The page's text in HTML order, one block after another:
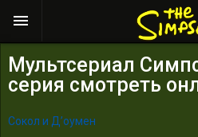
Мультсериал
серия смотреть
Сокол и Д’оумен